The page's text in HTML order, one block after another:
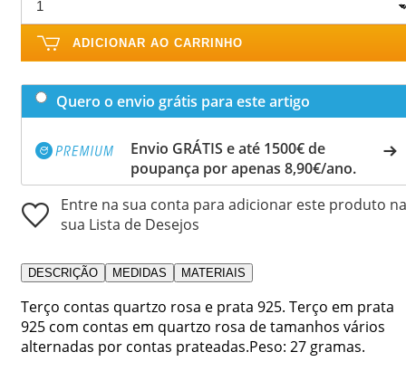
ADICIONAR AO CARRINHO
Quero o envio grátis para este artigo
Envio GRÁTIS e até 1500€ de
poupança por apenas 8,90€/ano.
Entre na sua conta para adicionar este produto na
sua Lista de Desejos
DESCRIÇÃO MEDIDAS MATERIAIS
Terço contas quartzo rosa e prata 925. Terço em prata
925 com contas em quartzo rosa de tamanhos vários
alternadas por contas prateadas.Peso: 27 gramas.